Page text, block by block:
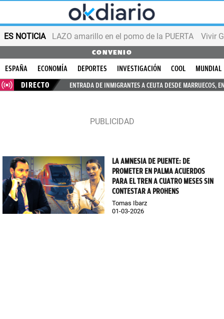
ES NOTICIA LAZO amarillo en el pomo de la PUERTA Vivir
CONVENIO
ESPAÑA ECONOMÍA DEPORTES INVESTIGACIÓN COOL
MUNDIAL
DIRECTO
ENTRADA DE INMIGRANTES A CEUTA DESDE MARRUECOS,
LA AMNESIA DE PUENTE: DE
PROMETER EN PALMA ACUERDOS
PARA EL TREN A CUATRO MESES SIN
CONTESTAR A PROHENS
Tomas Ibarz
01-03-2026